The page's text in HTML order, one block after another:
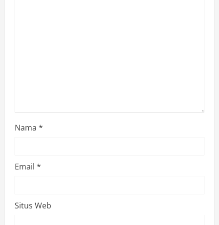
Nama *
Email *
Situs Web